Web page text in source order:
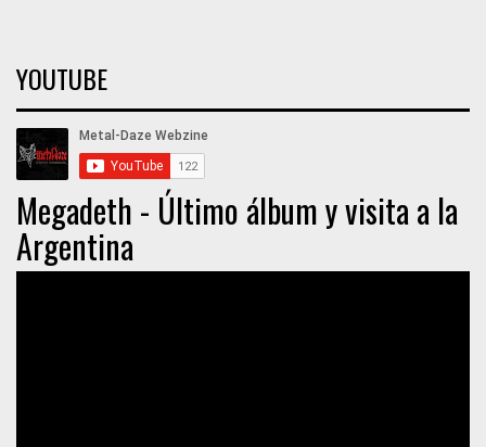
YOUTUBE
Megadeth - Último álbum y visita a la
Argentina